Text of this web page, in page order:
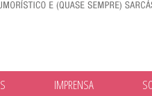
IMPRENSA